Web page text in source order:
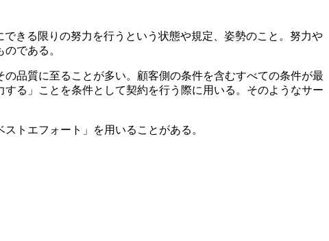
きる限りの努力を行うという状態や規定、姿勢のこと。努力や
である。
品質に至ることが多い。顧客側の条件を含むすべての条件が最
る」ことを条件として契約を行う際に用いる。そのようなサー
トエフォート」を用いることがある。